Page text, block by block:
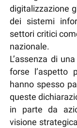
digitalizzazione
dei sistemi
settori critici
nazionale.
L’assenza di
forse l’aspetto
hanno spesso
queste
in parte da
visione